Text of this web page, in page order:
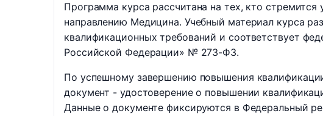
Программа курса рассчитана на тех, кто стремится
направлению Медицина. Учебный материал курса
квалификационных требований и соответствует
Российской Федерации» № 273-ФЗ.
По успешному завершению повышения
документ - удостоверение о повышении
Данные о документе фиксируются в Федеральный